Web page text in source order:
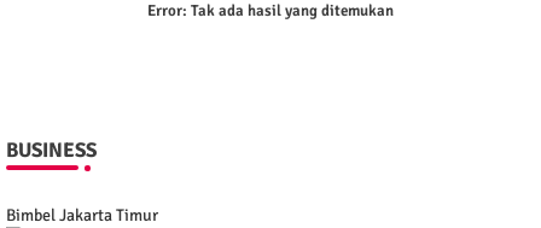
Error: Tak ada hasil yang ditemukan
BUSINESS
Bimbel Jakarta Timur